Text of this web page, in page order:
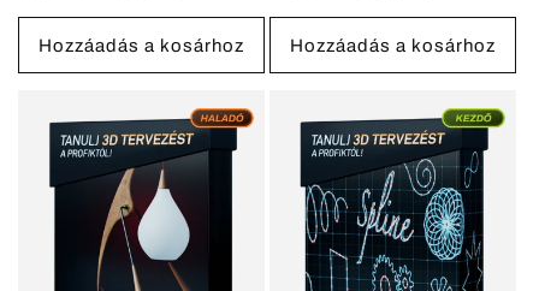
ár
ár
Hozzáadás a kosárhoz
ár
ár
Hozzáadás a kosárhoz